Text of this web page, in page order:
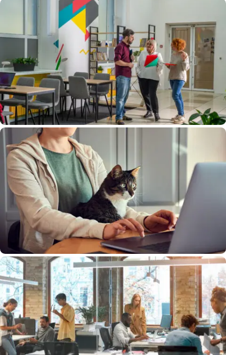
« Une Technologie Au Service De
L’humain » – Entretien Avec Camille
CAPELLE, Université De Bordeaux (Partie 1)
Gagnez Du Temps Grâce À La
Dématérialisation Des Copies
Libérez Vos Équipes Concours Des Tâches
Chronophages Grâce Aux Chefs De Projet
EXATECH